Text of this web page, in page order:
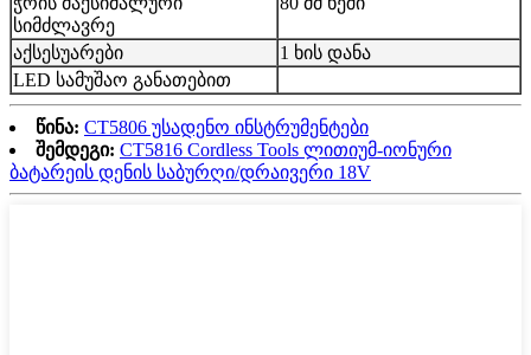
სიმძლავრე
აქსესუარები
1 ხის დანა
LED სამუშაო განათებით
წინა: CT5806 უსადენო ინსტრუმენტები
შემდეგი: CT5816 Cordless Tools ლითიუმ-იონური
ბატარეის დენის საბურღი/დრაივერი 18V